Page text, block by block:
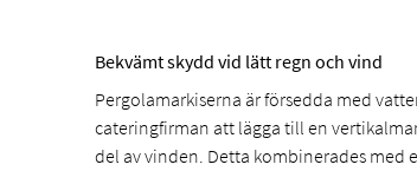
Bekvämt skydd vid lätt regn och vind
Pergolamarkiserna är försedda med
cateringfirman att lägga till en
del av vinden. Detta kombinerades med